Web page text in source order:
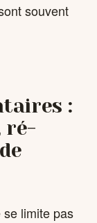
souvent
:
ré-
limite pas